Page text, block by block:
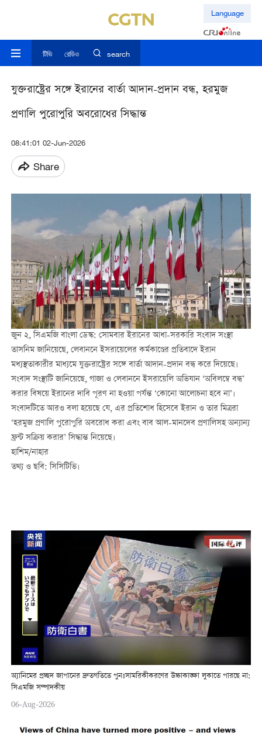
Language
টিভি রেডিও search
যুক্তরাষ্ট্রের সঙ্গে ইরানের বার্তা আদান-প্রদান বন্ধ, হরমুজ
প্রণালি পুরোপুরি অবরোধের সিদ্ধান্ত
08:41:01 02-Jun-2026
Share
জুন ২, সিএমজি বাংলা ডেস্ক: সোমবার ইরানের আধা-সরকারি সংবাদ সংস্থা
তাসনিম জানিয়েছে, লেবাননে ইসরায়েলের কর্মকাণ্ডের প্রতিবাদে ইরান
মধ্যস্থতাকারীর মাধ্যমে যুক্তরাষ্ট্রের সঙ্গে বার্তা আদান-প্রদান বন্ধ করে দিয়েছে।
সংবাদ সংস্থাটি জানিয়েছে, গাজা ও লেবাননে ইসরায়েলি অভিযান ‘অবিলম্বে বন্ধ’
করার বিষয়ে ইরানের দাবি পূরণ না হওয়া পর্যন্ত ‘কোনো আলোচনা হবে না’।
সংবাদটিতে আরও বলা হয়েছে যে, এর প্রতিশোধ হিসেবে ইরান ও তার মিত্ররা
‘হরমুজ প্রণালি পুরোপুরি অবরোধ করা এবং বাব আল-মানদেব প্রণালিসহ অন্যান্য
ফ্রন্ট সক্রিয় করার’ সিদ্ধান্ত নিয়েছে।
হাশিম/নাহার
তথ্য ও ছবি: সিসিটিভি।
অ্যানিমের প্রচ্ছদ জাপানের দ্রুতগতিতে পুনঃসামরিকীকরণের উচ্চাকাঙ্ক্ষা লুকাতে পারছে না:
সিএমজি সম্পাদকীয়
06-Aug-2026